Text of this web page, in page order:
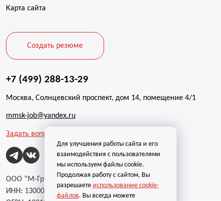
Карта сайта
Создать резюме
+7 (499) 288-13-29
Москва, Солнцевский проспект, дом 14, помещение 4/1
mmsk-job@yandex.ru
Задать вопрос
ООО “М-Групп”
ИНН: 1300002787
Для улучшения работы сайта и его
взаимодействия с пользователями
мы используем файлы cookie.
Продолжая работу с сайтом, Вы
разрешаете использование cookie-
файлов. Вы всегда можете